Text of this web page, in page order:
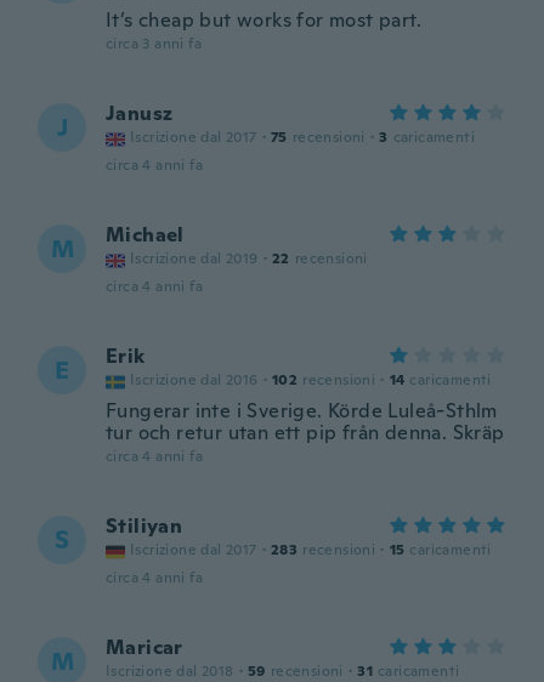
It’s cheap but works for most part.
circa 3 anni fa
J Janusz
Iscrizione dal 2017 · 75 recensioni · 3 caricamenti
circa 4 anni fa
M Michael
Iscrizione dal 2019 · 22 recensioni
circa 4 anni fa
E Erik
Iscrizione dal 2016 · 102 recensioni · 14 caricamenti
Fungerar inte i Sverige. Körde Luleå-Sthlm
tur och retur utan ett pip från denna. Skräp
circa 4 anni fa
S Stiliyan
Iscrizione dal 2017 · 283 recensioni · 15 caricamenti
circa 4 anni fa
M Maricar
Iscrizione dal 2018 · 59 recensioni · 31 caricamenti